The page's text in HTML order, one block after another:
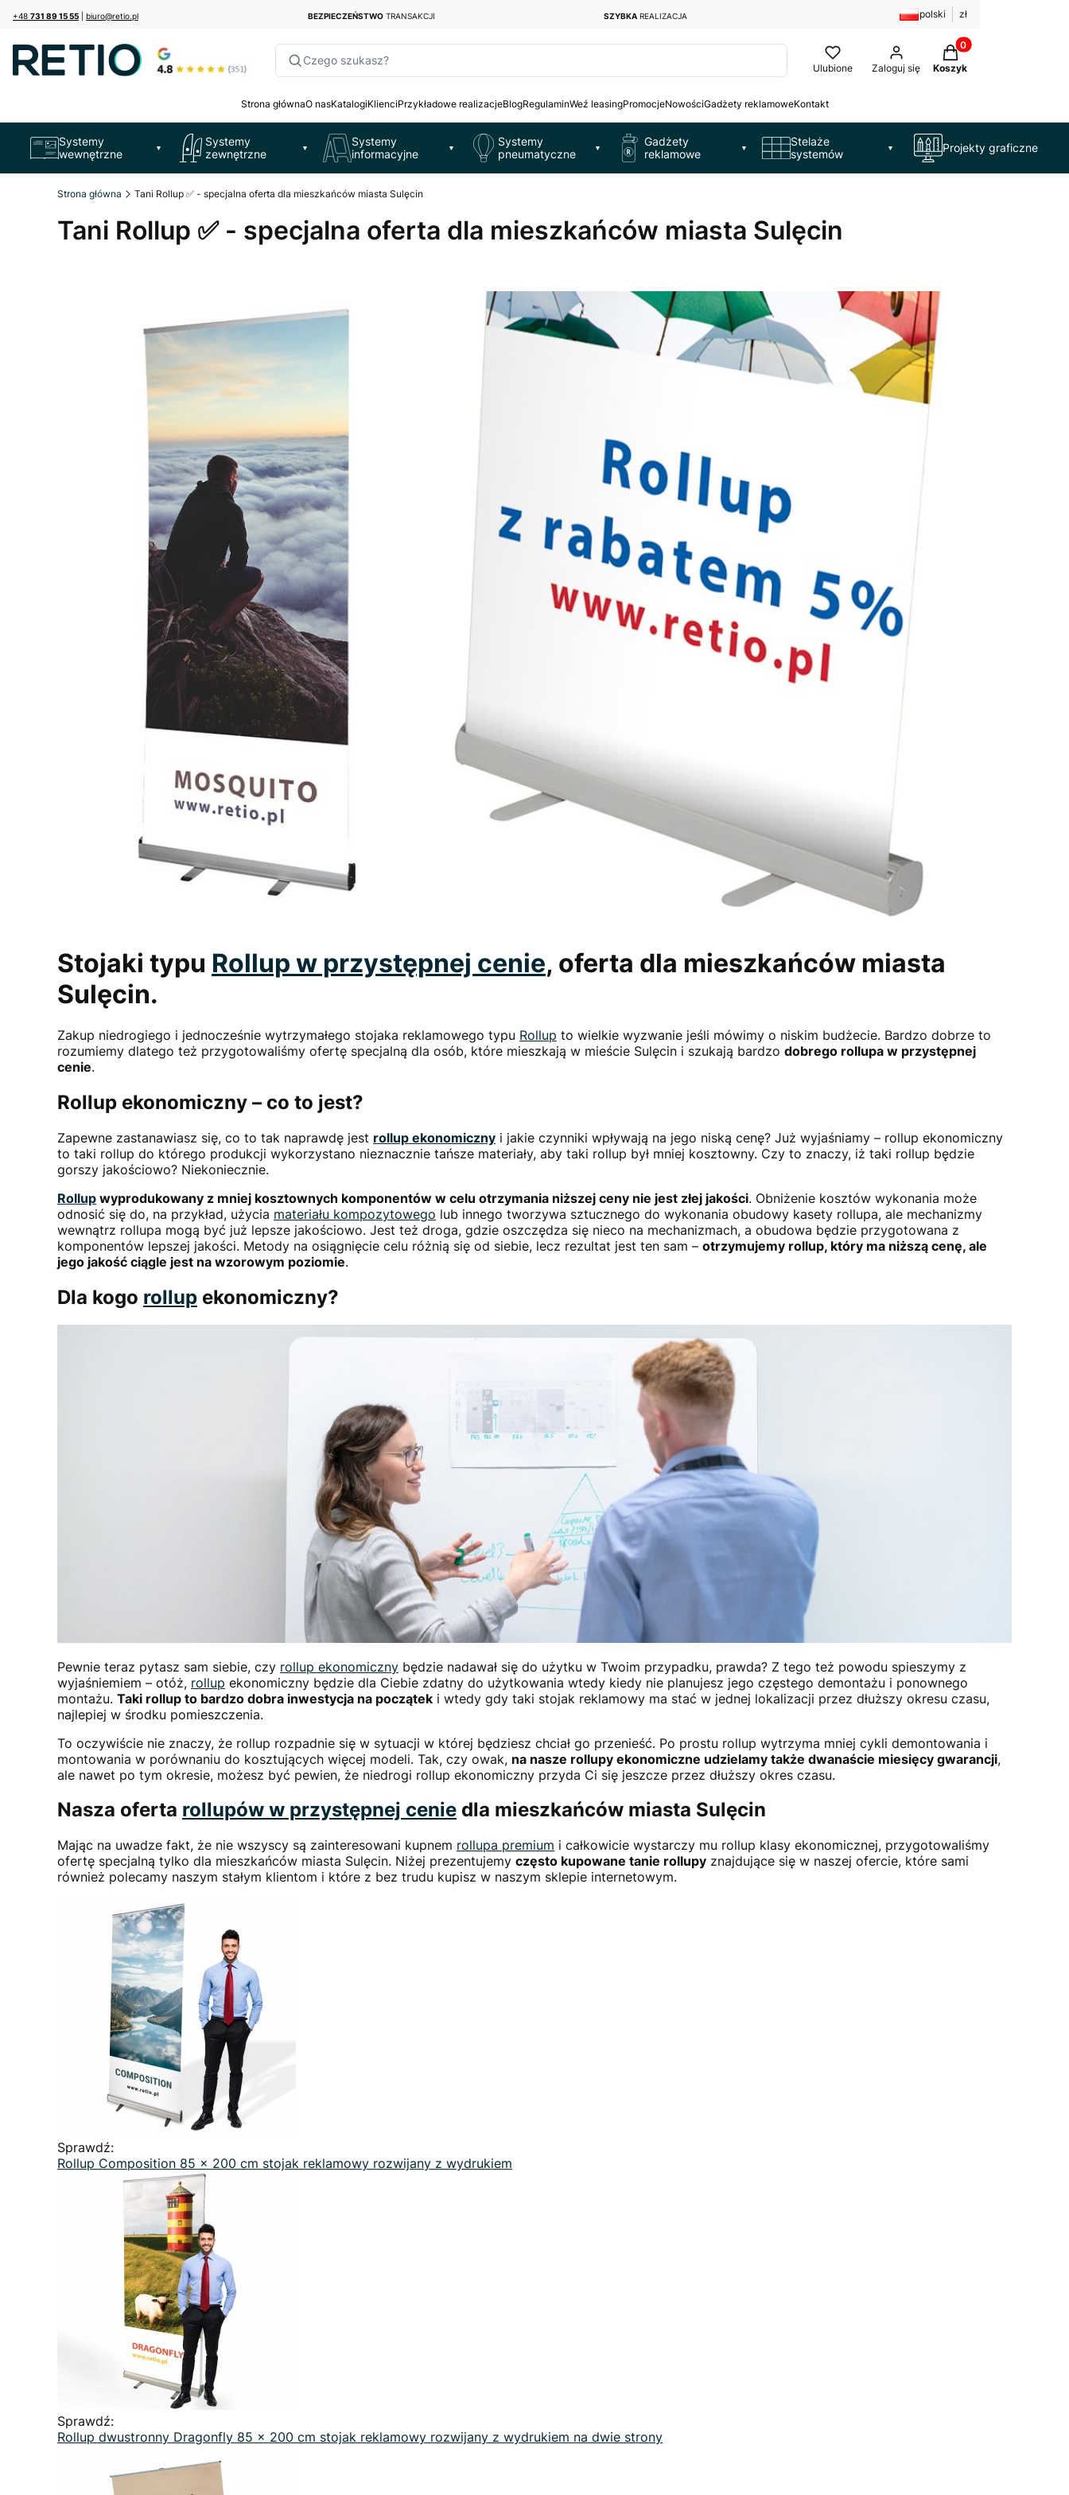
+48 731 89 15 55 biuro@retio.pl BEZPIECZEŃSTWO TRANSAKCJI SZYBKAREALIZACJA polski zł
Czego szukasz?
Ulubione Zaloguj się
Produkty w koszyku:
Koszyk
Strona głównaO nasKatalogiKlienciPrzykładowe realizacjeBlogRegulaminWeź leasingPromocjeNowościGadżety reklamoweKontakt
Systemy
wewnętrzne
▼
Systemy
zewnętrzne
▼
Systemy
informacyjne
▼
Systemy
pneumatyczne
▼
Gadżety
reklamowe
▼
Stelaże
systemów
▼ Projekty graficzne
Strona główna Tani Rollup ✅ - specjalna oferta dla mieszkańców miasta Sulęcin
Tani Rollup ✅ - specjalna oferta dla mieszkańców miasta Sulęcin
Stojaki typu Rollup w przystępnej cenie, oferta dla mieszkańców miasta
Sulęcin.
Zakup niedrogiego i jednocześnie wytrzymałego stojaka reklamowego typu Rollup to wielkie wyzwanie jeśli mówimy o niskim budżecie. Bardzo dobrze to
rozumiemy dlatego też przygotowaliśmy ofertę specjalną dla osób, które mieszkają w mieście Sulęcin i szukają bardzo dobrego rollupa w przystępnej
cenie.
Rollup ekonomiczny – co to jest?
Zapewne zastanawiasz się, co to tak naprawdę jest rollup ekonomiczny i jakie czynniki wpływają na jego niską cenę? Już wyjaśniamy – rollup ekonomiczny
to taki rollup do którego produkcji wykorzystano nieznacznie tańsze materiały, aby taki rollup był mniej kosztowny. Czy to znaczy, iż taki rollup będzie
gorszy jakościowo? Niekoniecznie.
Rollup wyprodukowany z mniej kosztownych komponentów w celu otrzymania niższej ceny nie jest złej jakości. Obniżenie kosztów wykonania może
odnosić się do, na przykład, użycia materiału kompozytowego lub innego tworzywa sztucznego do wykonania obudowy kasety rollupa, ale mechanizmy
wewnątrz rollupa mogą być już lepsze jakościowo. Jest też droga, gdzie oszczędza się nieco na mechanizmach, a obudowa będzie przygotowana z
komponentów lepszej jakości. Metody na osiągnięcie celu różnią się od siebie, lecz rezultat jest ten sam – otrzymujemy rollup, który ma niższą cenę, ale
jego jakość ciągle jest na wzorowym poziomie.
Dla kogo rollup ekonomiczny?
Pewnie teraz pytasz sam siebie, czy rollup ekonomiczny będzie nadawał się do użytku w Twoim przypadku, prawda? Z tego też powodu spieszymy z
wyjaśniemiem – otóż, rollup ekonomiczny będzie dla Ciebie zdatny do użytkowania wtedy kiedy nie planujesz jego częstego demontażu i ponownego
montażu. Taki rollup to bardzo dobra inwestycja na początek i wtedy gdy taki stojak reklamowy ma stać w jednej lokalizacji przez dłuższy okresu czasu,
najlepiej w środku pomieszczenia.
To oczywiście nie znaczy, że rollup rozpadnie się w sytuacji w której będziesz chciał go przenieść. Po prostu rollup wytrzyma mniej cykli demontowania i
montowania w porównaniu do kosztujących więcej modeli. Tak, czy owak, na nasze rollupy ekonomiczne udzielamy także dwanaście miesięcy gwarancji,
ale nawet po tym okresie, możesz być pewien, że niedrogi rollup ekonomiczny przyda Ci się jeszcze przez dłuższy okres czasu.
Nasza oferta rollupów w przystępnej cenie dla mieszkańców miasta Sulęcin
Mając na uwadze fakt, że nie wszyscy są zainteresowani kupnem rollupa premium i całkowicie wystarczy mu rollup klasy ekonomicznej, przygotowaliśmy
ofertę specjalną tylko dla mieszkańców miasta Sulęcin. Niżej prezentujemy często kupowane tanie rollupy znajdujące się w naszej ofercie, które sami
również polecamy naszym stałym klientom i które z bez trudu kupisz w naszym sklepie internetowym.
Sprawdź:
Rollup Composition 85 x 200 cm stojak reklamowy rozwijany z wydrukiem
Sprawdź:
Rollup dwustronny Dragonfly 85 x 200 cm stojak reklamowy rozwijany z wydrukiem na dwie strony